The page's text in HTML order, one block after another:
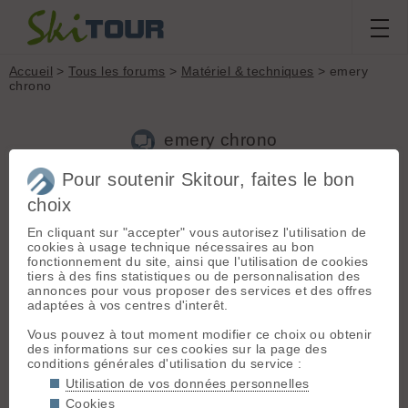
Accueil >Tous les forums > Matériel & techniques > emery
chrono
emery chrono
Nouveau sujet
Voir tous les sujets Chercher Archives
thierry- Le 14/09/2007 20:52
bonjour a tous
ce message s'adresse aux personnes qui ont utilisé la dite
fixation.
j'ai fait l'acquisition du paire de fix Emery chrono et je me
pose une question , au vu de mon gabarit (1.87m 95 kgs 🤭 )
est-ce que cette fix va tenir ?
Pour soutenir Skitour, faites le bon
choix
En cliquant sur "accepter" vous autorisez l'utilisation de
cookies à usage technique nécessaires au bon
fonctionnement du site, ainsi que l'utilisation de cookies
tiers à des fins statistiques ou de personnalisation des
annonces pour vous proposer des services et des offres
adaptées à vos centres d'interêt.
Vous pouvez à tout moment modifier ce choix ou obtenir
des informations sur ces cookies sur la page des
conditions générales d'utilisation du service :
Utilisation de vos données personnelles
Cookies